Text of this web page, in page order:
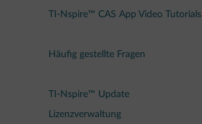
TI-Nspire™ CAS App Video Tutorials
Häufig gestellte Fragen
TI-Nspire™ Update
Lizenzverwaltung